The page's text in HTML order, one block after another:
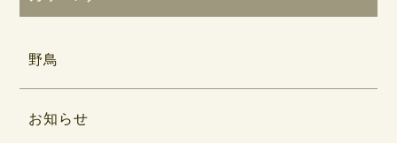
野鳥
お知らせ